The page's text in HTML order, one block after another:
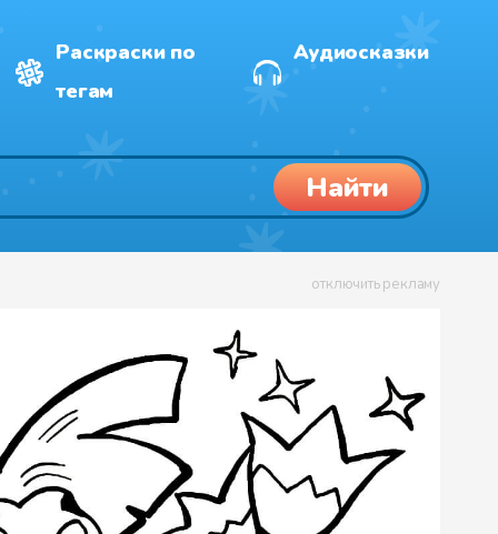
Раскраски по
тегам
Аудиосказки
Найти
отключить рекламу